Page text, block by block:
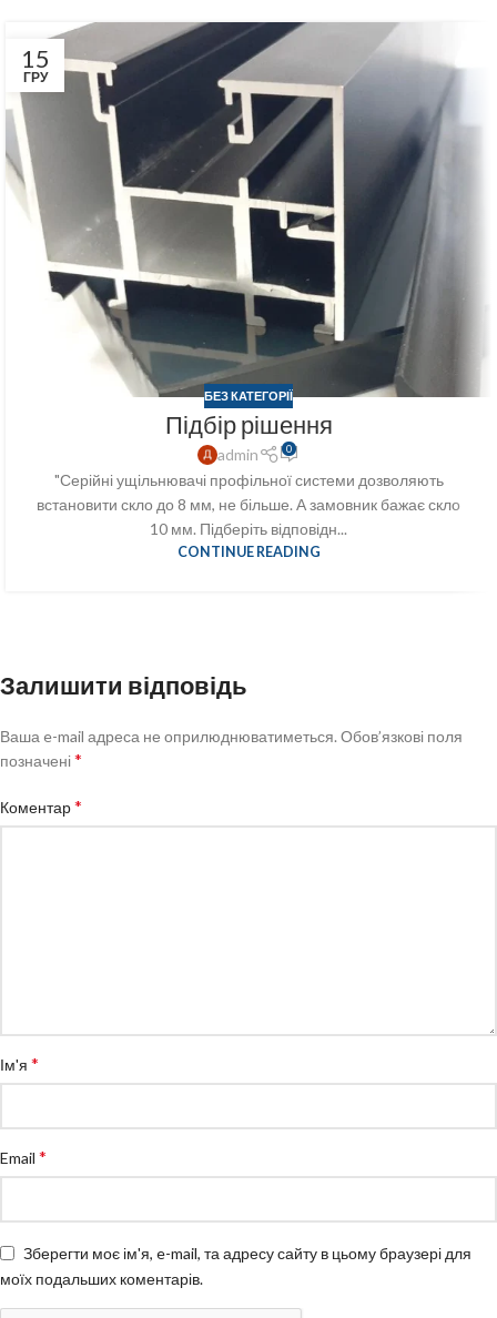
15
ГРУ
БЕЗ КАТЕГОРІЇ
Підбір рішення
admin 0
"Серійні ущільнювачі профільної системи дозволяють
встановити скло до 8 мм, не більше. А замовник бажає скло
10 мм. Підберіть відповідн...
CONTINUE READING
Залишити відповідь
Ваша e-mail адреса не оприлюднюватиметься. Обов’язкові поля
позначені*
Коментар*
Ім'я *
Email *
Зберегти моє ім'я, e-mail, та адресу сайту в цьому браузері для
моїх подальших коментарів.